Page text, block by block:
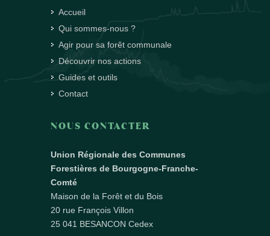
Accueil
Qui sommes-nous ?
Agir pour sa forêt communale
Découvrir nos actions
Guides et outils
Contact
NOUS CONTACTER
Union Régionale des Communes
Forestières de Bourgogne-Franche-
Comté
Maison de la Forêt et du Bois
20 rue François Villon
25 041 BESANCON Cedex